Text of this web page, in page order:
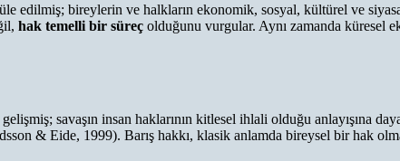
bireylerin ve halkların ekonomik, sosyal, kültürel ve
hak temelli bir süreç olduğunu vurgular. Aynı zamanda küresel
savaşın insan haklarının kitlesel ihlali olduğu anlayışına
& Eide, 1999). Barış hakkı, klasik anlamda bireysel bir hak